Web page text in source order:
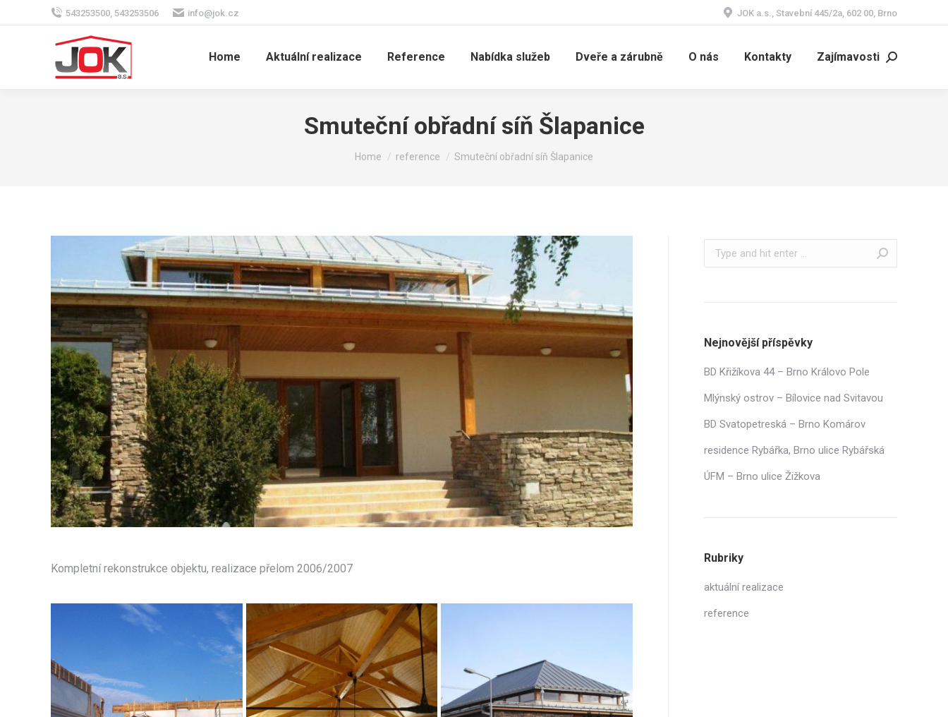
543253500, 543253506 info@jok.cz JOK a.s., Stavební 445/2a, 602 00, Brno
Home Aktuální realizace Reference Nabídka služeb Dveře a zárubně O nás Kontakty Zajímavosti Search:
Smuteční obřadní síň Šlapanice
You are here:
Home reference Smuteční obřadní síň Šlapanice
Kompletní rekonstrukce objektu, realizace přelom 2006/2007
Search:
Nejnovější příspěvky
BD Křižíkova 44 – Brno Královo Pole
Mlýnský ostrov – Bílovice nad Svitavou
BD Svatopetreská – Brno Komárov
residence Rybářka, Brno ulice Rybářská
ÚFM – Brno ulice Žižkova
Rubriky
aktuální realizace
reference